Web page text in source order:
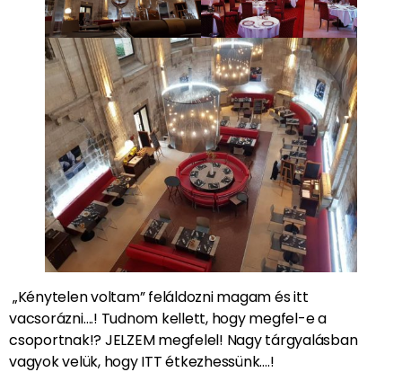
„Kénytelen voltam” feláldozni magam és itt
vacsorázni….! Tudnom kellett, hogy megfel-e a
csoportnak!? JELZEM megfelel! Nagy tárgyalásban
vagyok velük, hogy ITT étkezhessünk….!